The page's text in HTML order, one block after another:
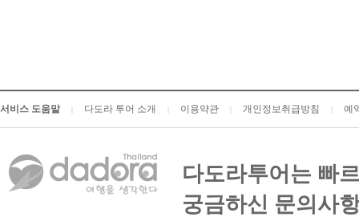
서비스 도움말 다도라 투어 소개 이용약관 개인정보취급방침 예
다도라투어는 빠
궁금하신 문의사